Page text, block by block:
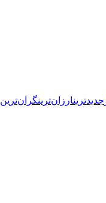
جدیدترینارزان‌ترینگران‌ترین